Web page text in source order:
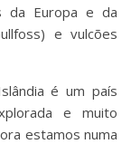
da Europa e da
e vulcões
é um país
e muito
estamos numa